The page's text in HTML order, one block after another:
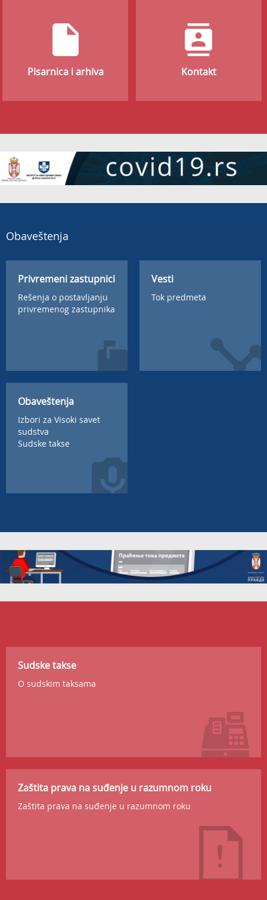
Pisarnica i arhiva Kontakt
Obaveštenja
Privremeni zastupnici
Rešenja o postavljanju
privremenog zastupnika
Vesti
Tok predmeta
Obaveštenja
Izbori za Visoki savet
sudstva
Sudske takse
Sudske takse
O sudskim taksama
Zaštita prava na suđenje u razumnom roku
Zaštita prava na suđenje u razumnom roku